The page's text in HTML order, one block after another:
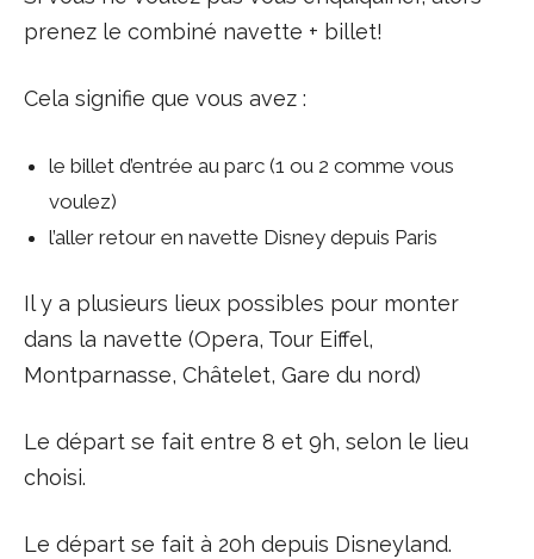
prenez le combiné navette + billet!
Cela signifie que vous avez :
le billet d’entrée au parc (1 ou 2 comme vous
voulez)
l’aller retour en navette Disney depuis Paris
Il y a plusieurs lieux possibles pour monter
dans la navette (Opera, Tour Eiffel,
Montparnasse, Châtelet, Gare du nord)
Le départ se fait entre 8 et 9h, selon le lieu
choisi.
Le départ se fait à 20h depuis Disneyland.